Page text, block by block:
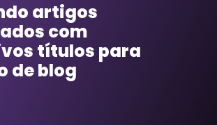
e Sucesso
artigos
com
títulos para
de blog